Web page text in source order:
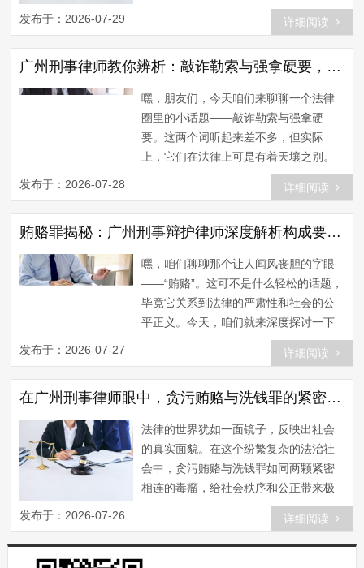
在这起案件中，广州刑事辩护律师的作
用不容小觑。他们如何在波诡云谲的法
律战场上，为当事人守护正义，值得我
们深思。 一、案件背景 2019年，海南
地纠纷产生矛盾。经过多次协商未果，
矛盾愈发激烈。最终，陈某在一次争吵
中持刀将李某杀害。陈...
发布于：2026-07-29 详细阅读
广州刑事律师教你辨析：敲诈勒索与强拿硬要，别让法律误区害了你！
嘿，朋友们，今天咱们来聊聊一个法律
圈里的小话题——敲诈勒索与强拿硬
要。这两个词听起来差不多，但实际
上，它们在法律上可是有着天壤之别。
作为一名广州刑事律师，我见过太多因
为对法律认知不足而陷入困境的人。所
以，今天我就来给大家详细剖析一下这
两个罪名的区别，让你在遇到类似情况
咱们得弄清楚，敲诈勒索和强拿硬要都
是违法行为，但它们所触犯的法律条文
不同，处罚力度也有所区别。...
发布于：2026-07-28 详细阅读
贿赂罪揭秘：广州刑事辩护律师深度解析构成要素与严惩措施
嘿，咱们聊聊那个让人闻风丧胆的字眼
——“贿赂”。这可不是什么轻松的话题，
毕竟它关系到法律的严肃性和社会的公
平正义。今天，咱们就来深度探讨一下
贿赂罪的构成要件及处罚规定，看看广
州刑事辩护律师是如何看待这个问题
的。 首先，咱们得搞清楚什么是贿赂
罪。简单来说，贿赂罪就是利用金钱或
员，以谋取不正当利益的行为。听起来
是不是有点绕？别急，接下来我会用通
俗易懂的方式给大家解释。...
发布于：2026-07-27 详细阅读
在广州刑事律师眼中，贪污贿赂与洗钱罪的紧密联系：如何加强上游犯罪的打击力度
法律的世界犹如一面镜子，反映出社会
的真实面貌。在这个纷繁复杂的法治社
会中，贪污贿赂与洗钱罪如同两颗紧密
相连的毒瘤，给社会秩序和公正带来极
大的破坏。作为一名广州刑事律师，我
深知加强上游犯罪，即贪污贿赂犯罪的
打击力度，对于遏制洗钱罪至关重要。
发布于：2026-07-26 详细阅读